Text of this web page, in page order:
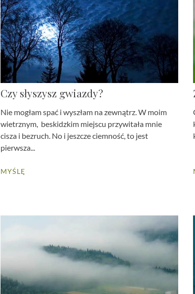
Czy słyszysz gwiazdy?
Nie mogłam spać i wyszłam na zewnątrz. W moim
wietrznym, beskidzkim miejscu przywitała mnie
cisza i bezruch. No i jeszcze ciemność, to jest
pierwsza...
MYŚLĘ